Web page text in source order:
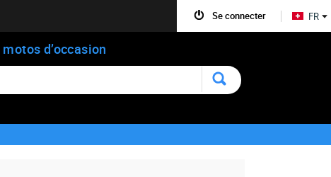
motos d’occasion
Se connecter FR